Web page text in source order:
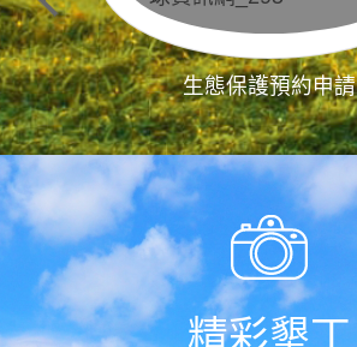
生態保護預約申請
精彩墾丁